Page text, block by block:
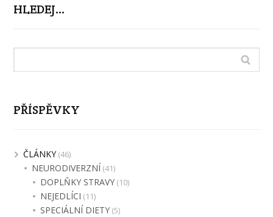
HLEDEJ…
PŘÍSPĚVKY
ČLÁNKY(46)
NEURODIVERZNÍ (41)
DOPLŇKY STRAVY (10)
NEJEDLÍCI (11)
SPECIÁLNÍ DIETY (5)